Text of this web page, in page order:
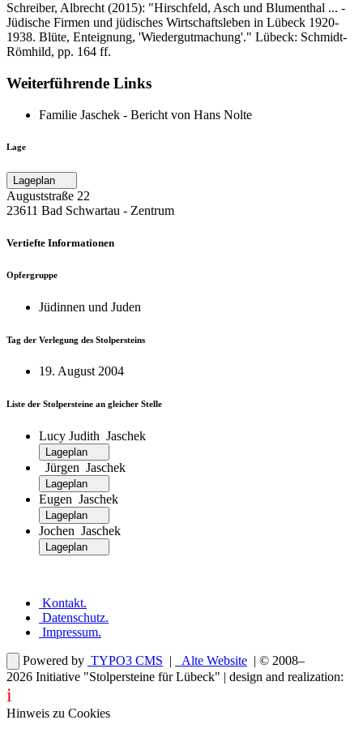
Schreiber, Albrecht (2015): "Hirschfeld, Asch und Blumenthal ... -
Jüdische Firmen und jüdisches Wirtschaftsleben in Lübeck 1920-
1938. Blüte, Enteignung, 'Wiedergutmachung'." Lübeck: Schmidt-
Römhild, pp. 164 ff.
Weiterführende Links
Familie Jaschek - Bericht von Hans Nolte
Lage
Auguststraße 22
23611 Bad Schwartau ‐ Zentrum
Vertiefte Informationen
Opfergruppe
Jüdinnen und Juden
Tag der Verlegung des Stolpersteins
19. August 2004
Liste der Stolpersteine an gleicher Stelle
Lucy Judith Jaschek
Jürgen Jaschek
Eugen Jaschek
Jochen Jaschek
Kontakt.
Datenschutz.
Impressum.
Powered by TYPO3 CMS | Alte Website | © 2008–
2026 Initiative "Stolpersteine für Lübeck" | design and realization:
i
Hinweis zu Cookies